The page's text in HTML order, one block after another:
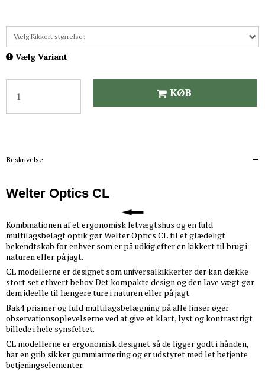
Vælg Kikkert størrelse:
Vælg Variant
KØB
Beskrivelse
Welter Optics CL
Kombinationen af et ergonomisk letvægtshus og en fuld
multilagsbelagt optik gør Welter Optics CL til et glædeligt
bekendtskab for enhver som er på udkig efter en kikkert til brug i
naturen eller på jagt.
CL modellerne er designet som universalkikkerter der kan dække
stort set ethvert behov. Det kompakte design og den lave vægt gør
dem ideelle til længere ture i naturen eller på jagt.
Bak4 prismer og fuld multilagsbelægning på alle linser øger
observationsoplevelserne ved at give et klart, lyst og kontrastrigt
billede i hele synsfeltet.
CL modellerne er ergonomisk designet så de ligger godt i hånden,
har en grib sikker gummiarmering og er udstyret med let betjente
betjeningselementer.